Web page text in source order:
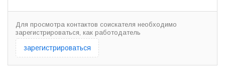
Для просмотра контактов соискателя необходимо
зарегистрироваться, как работодатель
зарегистрироваться